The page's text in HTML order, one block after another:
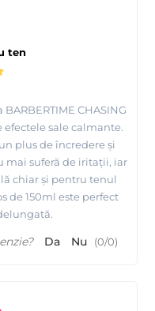
ten
CHASING
efectele sale calmante.
plus de încredere și
mai suferă de iritații, iar
chiar și pentru tenul
de 150ml este perfect
Da Nu (0/0)